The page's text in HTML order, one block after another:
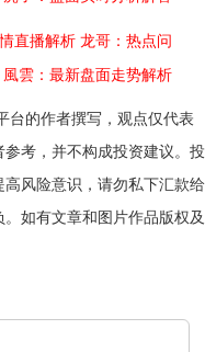
直播解析 龙哥：热点问
風雲：最新盘面走势解析
台的作者撰写，观点仅代表
考，并不构成投资建议。投
风险意识，请勿私下汇款给
如有文章和图片作品版权及